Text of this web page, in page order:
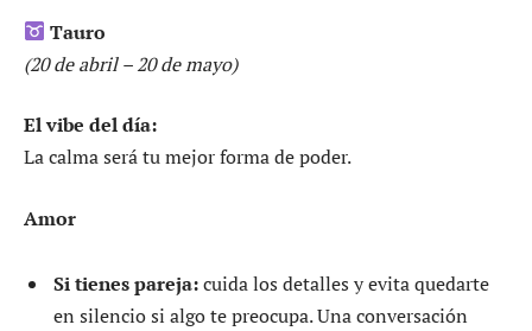
Tauro
(20 de abril – 20 de mayo)
El vibe del día:
La calma será tu mejor forma de poder.
Amor
Si tienes pareja:cuida los detalles y evita quedarte
en silencio si algo te preocupa. Una conversación